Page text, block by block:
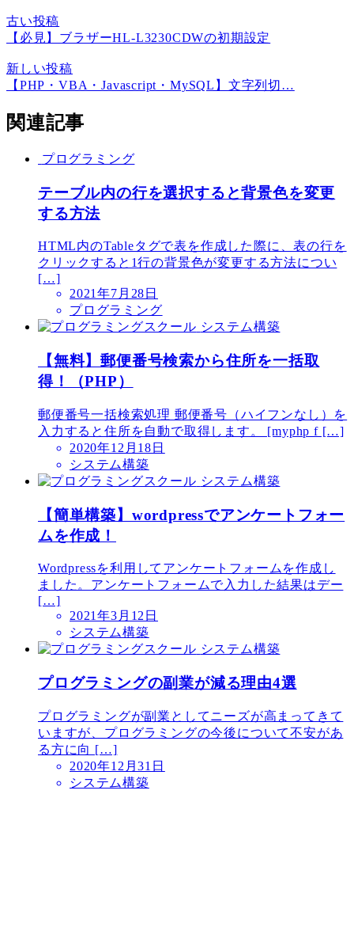
古い投稿
【必見】ブラザーHL-L3230CDWの初期設定
新しい投稿
【PHP・VBA・Javascript・MySQL】文字列切…
関連記事
プログラミング
テーブル内の行を選択すると背景色を変更
する方法
HTML内のTableタグで表を作成した際に、表の行を
クリックすると1行の背景色が変更する方法につい
[…]
2021年7月28日
プログラミング
システム構築
【無料】郵便番号検索から住所を一括取
得！（PHP）
郵便番号一括検索処理 郵便番号（ハイフンなし）を
入力すると住所を自動で取得します。 [myphp f […]
2020年12月18日
システム構築
システム構築
【簡単構築】wordpressでアンケートフォー
ムを作成！
Wordpressを利用してアンケートフォームを作成し
ました。アンケートフォームで入力した結果はデー
[…]
2021年3月12日
システム構築
システム構築
プログラミングの副業が減る理由4選
プログラミングが副業としてニーズが高まってきて
いますが、プログラミングの今後について不安があ
る方に向 […]
2020年12月31日
システム構築